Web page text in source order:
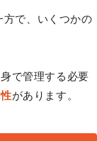
で、いくつかの
で管理する必要
があります。